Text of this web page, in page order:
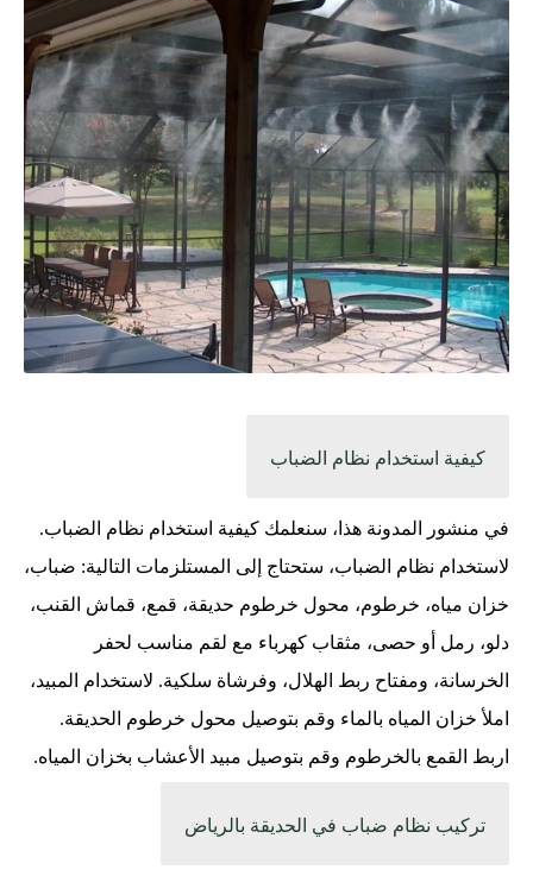
كيفية استخدام نظام الضباب
في منشور المدونة هذا، سنعلمك كيفية استخدام نظام الضباب.
لاستخدام نظام الضباب، ستحتاج إلى المستلزمات التالية: ضباب،
خزان مياه، خرطوم، محول خرطوم حديقة، قمع، قماش القنب،
دلو، رمل أو حصى، مثقاب كهرباء مع لقم مناسب لحفر
الخرسانة، ومفتاح ربط الهلال، وفرشاة سلكية. لاستخدام المبيد،
املأ خزان المياه بالماء وقم بتوصيل محول خرطوم الحديقة.
اربط القمع بالخرطوم وقم بتوصيل مبيد الأعشاب بخزان المياه.
تركيب نظام ضباب في الحديقة بالرياض